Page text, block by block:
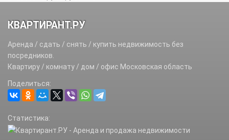
КВАРТИРАНТ.РУ
Аренда / сдать / снять / купить недвижимость без
посредников.
Квартиру / комнату / дом / офис Московская область
Поделиться:
Статистика: